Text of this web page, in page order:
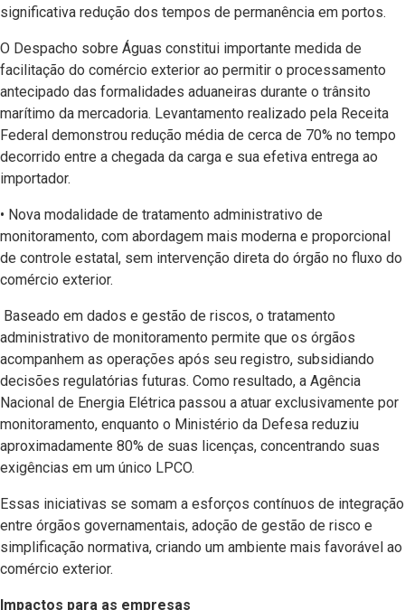
significativa redução dos tempos de permanência em portos.
O Despacho sobre Águas constitui importante medida de
facilitação do comércio exterior ao permitir o processamento
antecipado das formalidades aduaneiras durante o trânsito
marítimo da mercadoria. Levantamento realizado pela Receita
Federal demonstrou redução média de cerca de 70% no tempo
decorrido entre a chegada da carga e sua efetiva entrega ao
importador.
• Nova modalidade de tratamento administrativo de
monitoramento, com abordagem mais moderna e proporcional
de controle estatal, sem intervenção direta do órgão no fluxo do
comércio exterior.
Baseado em dados e gestão de riscos, o tratamento
administrativo de monitoramento permite que os órgãos
acompanhem as operações após seu registro, subsidiando
decisões regulatórias futuras. Como resultado, a Agência
Nacional de Energia Elétrica passou a atuar exclusivamente por
monitoramento, enquanto o Ministério da Defesa reduziu
aproximadamente 80% de suas licenças, concentrando suas
exigências em um único LPCO.
Essas iniciativas se somam a esforços contínuos de integração
entre órgãos governamentais, adoção de gestão de risco e
simplificação normativa, criando um ambiente mais favorável ao
comércio exterior.
Impactos para as empresas